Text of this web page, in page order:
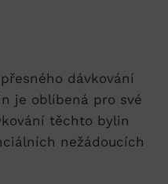
dávkování⁤
‍je oblíbená pro své
těchto bylin
nežádoucích